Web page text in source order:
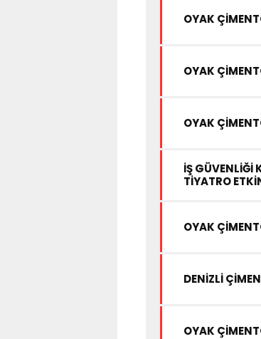
OYAK
OYAK
OYAK
İŞ GÜVENLİĞİ
TİYATRO
OYAK
DENİZLİ
OYAK